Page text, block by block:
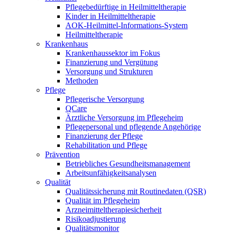
Pflegebedürftige in Heilmitteltherapie
Kinder in Heilmitteltherapie
AOK-Heilmittel-Informations-System
Heilmitteltherapie
Krankenhaus
Krankenhaussektor im Fokus
Finanzierung und Vergütung
Versorgung und Strukturen
Methoden
Pflege
Pflegerische Versorgung
QCare
Ärztliche Versorgung im Pflegeheim
Pflegepersonal und pflegende Angehörige
Finanzierung der Pflege
Rehabilitation und Pflege
Prävention
Betriebliches Gesundheitsmanagement
Arbeitsunfähigkeitsanalysen
Qualität
Qualitätssicherung mit Routinedaten (QSR)
Qualität im Pflegeheim
Arzneimitteltherapiesicherheit
Risikoadjustierung
Qualitätsmonitor